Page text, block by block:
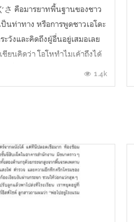
さ คือมารยาทพื้นฐานของชาว
ป็นท่าทาง หรือการพูดชาวเอโดะ
ะวังและคิดถึงผู้อื่นอยู่เสมอเลย
ยนคิดว่า โอโหทำไมเค้าถึงได้
นี้นะอยากรู้มั้ยคะว่าชาวเอโดะ
มาลองอ่านกันได้เ...
1.4k